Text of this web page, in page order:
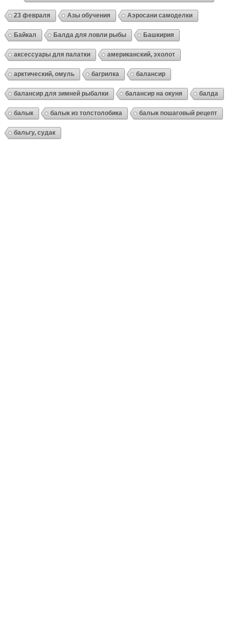
23 февраля Азы обучения Аэросани самоделки
Байкал Балда для ловли рыбы Башкирия
аксессуары для палатки американский, эхолот
арктический, омуль багрилка балансир
балансир для зимней рыбалки балансир на окуня балда
балык балык из толстолобика балык пошаговый рецепт
бальгу, судак